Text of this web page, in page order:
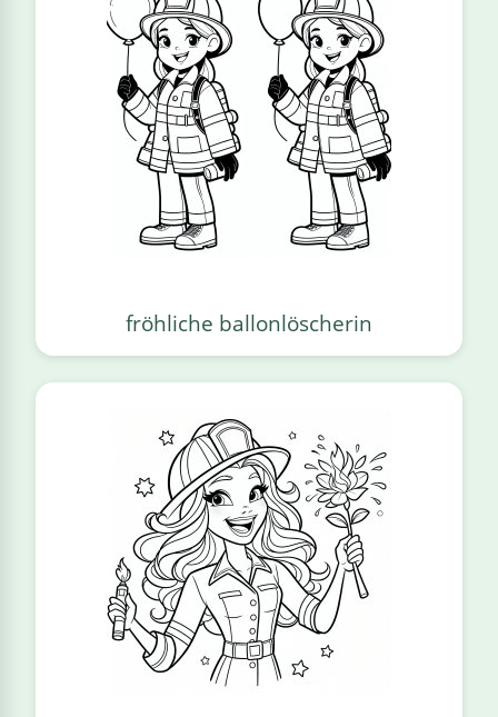
fröhliche ballonlöscherin